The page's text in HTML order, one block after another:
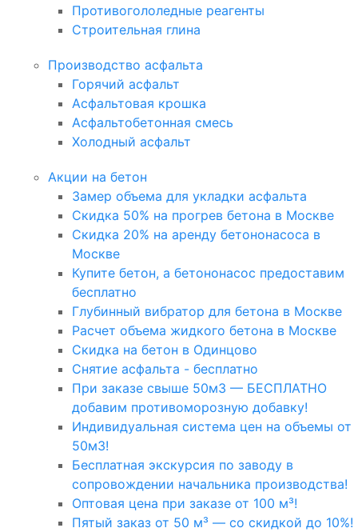
Противогололедные реагенты
Строительная глина
Производство асфальта
Горячий асфальт
Асфальтовая крошка
Асфальтобетонная смесь
Холодный асфальт
Акции на бетон
Замер объема для укладки асфальта
Скидка 50% на прогрев бетона в Москве
Скидка 20% на аренду бетононасоса в
Москве
Купите бетон, а бетононасос предоставим
бесплатно
Глубинный вибратор для бетона в Москве
Расчет объема жидкого бетона в Москве
Скидка на бетон в Одинцово
Снятие асфальта - бесплатно
При заказе свыше 50м3 — БЕСПЛАТНО
добавим противоморозную добавку!
Индивидуальная система цен на объемы от
50м3!
Бесплатная экскурсия по заводу в
сопровождении начальника производства!
Оптовая цена при заказе от 100 м³!
Пятый заказ от 50 м³ — со скидкой до 10%!